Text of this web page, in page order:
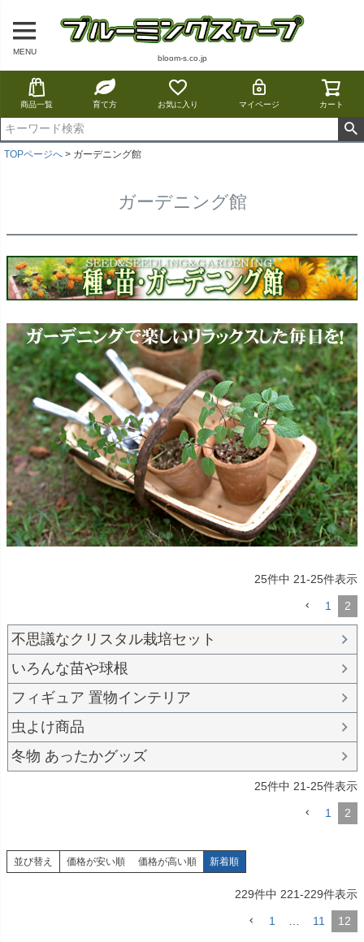
MENU
bloom-s.co.jp
商品一覧 育て方 お気に入り マイページ カート
TOPページへ ガーデニング館
ガーデニング館
25件中 21-25件表示
1 2
不思議なクリスタル栽培セット
いろんな苗や球根
フィギュア 置物インテリア
虫よけ商品
冬物 あったかグッズ
25件中 21-25件表示
1 2
並び替え 価格が安い順 価格が高い順 新着順
229件中 221-229件表示
1 11 12